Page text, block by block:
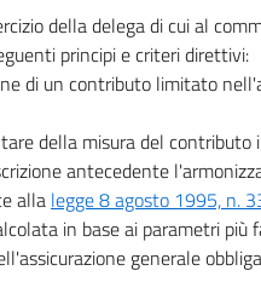
della delega di cui al
principi e criteri direttivi:
di un contributo limitato
della misura del contributo
antecedente
alla legge 8 agosto 1995, n.
in base ai parametri più
generale